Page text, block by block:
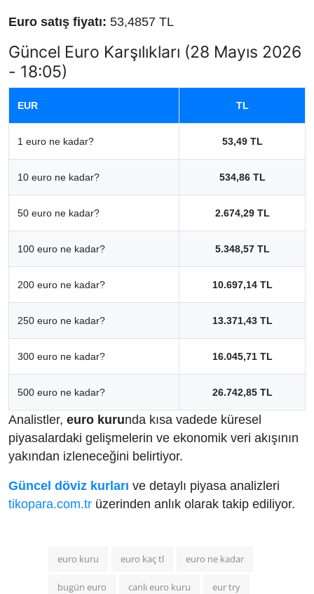
Euro satış fiyatı: 53,4857 TL
Güncel Euro Karşılıkları (28 Mayıs 2026
- 18:05)
EUR TL
1 euro ne kadar? 53,49 TL
10 euro ne kadar? 534,86 TL
50 euro ne kadar? 2.674,29 TL
100 euro ne kadar? 5.348,57 TL
200 euro ne kadar? 10.697,14 TL
250 euro ne kadar? 13.371,43 TL
300 euro ne kadar? 16.045,71 TL
500 euro ne kadar? 26.742,85 TL
Analistler, euro kurunda kısa vadede küresel
piyasalardaki gelişmelerin ve ekonomik veri akışının
yakından izleneceğini belirtiyor.
Güncel döviz kurları ve detaylı piyasa analizleri
tikopara.com.tr üzerinden anlık olarak takip ediliyor.
euro kuru euro kaç tl euro ne kadar
bugün euro canlı euro kuru eur try